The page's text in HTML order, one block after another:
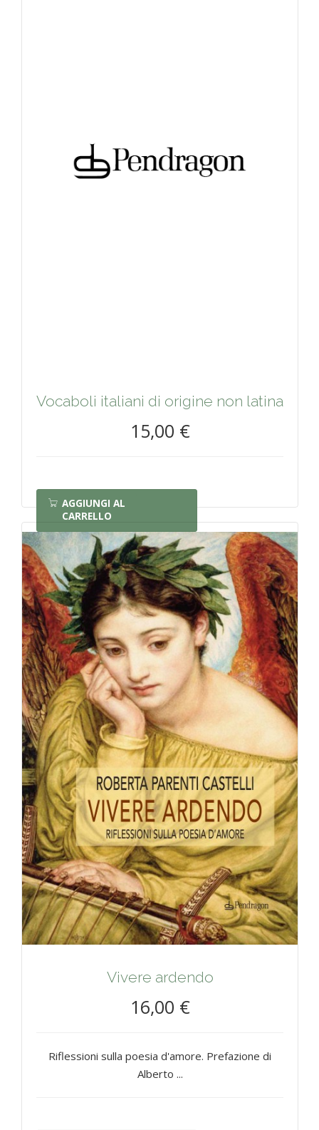
Vocaboli italiani di origine non latina
15,00 €
AGGIUNGI AL
CARRELLO
Vivere ardendo
16,00 €
Riflessioni sulla poesia d'amore. Prefazione di
Alberto ...